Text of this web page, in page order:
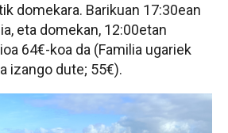
domekara. Barikuan 17:30ean
eta domekan, 12:00etan
64€-koa da (Familia ugariek
izango dute; 55€).